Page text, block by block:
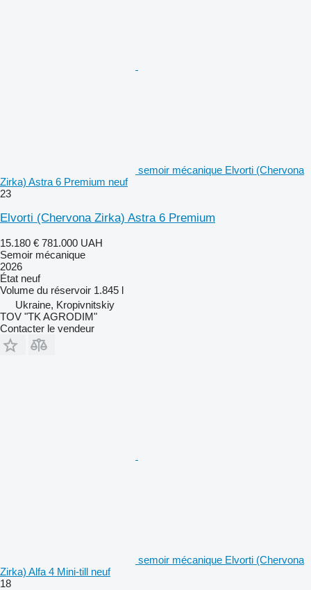
semoir mécanique Elvorti (Chervona
Zirka) Astra 6 Premium neuf
23
Elvorti (Chervona Zirka) Astra 6 Premium
15.180 € 781.000 UAH
Semoir mécanique
2026
État neuf
Volume du réservoir 1.845 l
Ukraine, Kropivnitskiy
TOV "TK AGRODIM"
Contacter le vendeur
semoir mécanique Elvorti (Chervona
Zirka) Alfa 4 Mini-till neuf
18